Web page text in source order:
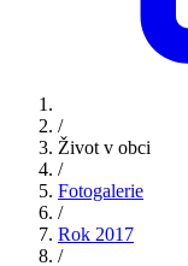
/
Život v obci
/
Fotogalerie
/
Rok 2017
/